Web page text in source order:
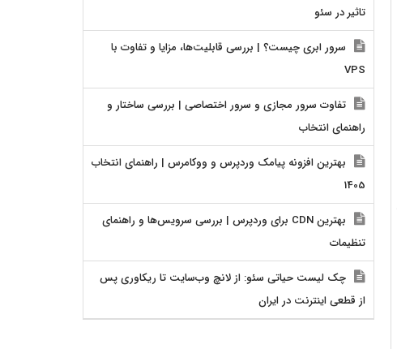
تاثیر در سئو
سرور ابری چیست؟ | بررسی قابلیت‌ها، مزایا و تفاوت با
VPS
تفاوت سرور مجازی و سرور اختصاصی | بررسی ساختار و
راهنمای انتخاب
بهترین افزونه پیامک وردپرس و ووکامرس | راهنمای انتخاب
1405
بهترین CDN برای وردپرس | بررسی سرویس‌ها و راهنمای
تنظیمات
چک لیست حیاتی سئو: از لانچ وب‌سایت تا ریکاوری پس
از قطعی اینترنت در ایران